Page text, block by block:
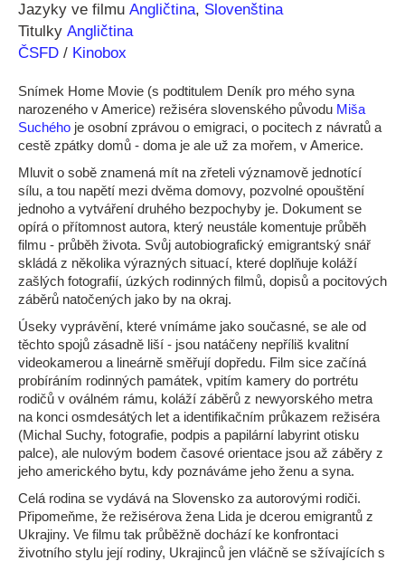
Jazyky ve filmu Angličtina, Slovenština
Titulky Angličtina
ČSFD / Kinobox
Snímek Home Movie (s podtitulem Deník pro mého syna
narozeného v Americe) režiséra slovenského původu Miša
Suchého je osobní zprávou o emigraci, o pocitech z návratů a
cestě zpátky domů - doma je ale už za mořem, v Americe.
Mluvit o sobě znamená mít na zřeteli významově jednotící
sílu, a tou napětí mezi dvěma domovy, pozvolné opouštění
jednoho a vytváření druhého bezpochyby je. Dokument se
opírá o přítomnost autora, který neustále komentuje průběh
filmu - průběh života. Svůj autobiografický emigrantský snář
skládá z několika výrazných situací, které doplňuje koláží
zašlých fotografií, úzkých rodinných filmů, dopisů a pocitových
záběrů natočených jako by na okraj.
Úseky vyprávění, které vnímáme jako současné, se ale od
těchto spojů zásadně liší - jsou natáčeny nepříliš kvalitní
videokamerou a lineárně směřují dopředu. Film sice začíná
probíráním rodinných památek, vpitím kamery do portrétu
rodičů v oválném rámu, koláží záběrů z newyorského metra
na konci osmdesátých let a identifikačním průkazem režiséra
(Michal Suchy, fotografie, podpis a papilární labyrint otisku
palce), ale nulovým bodem časové orientace jsou až záběry z
jeho amerického bytu, kdy poznáváme jeho ženu a syna.
Celá rodina se vydává na Slovensko za autorovými rodiči.
Připomeňme, že režisérova žena Lida je dcerou emigrantů z
Ukrajiny. Ve filmu tak průběžně dochází ke konfrontaci
životního stylu její rodiny, Ukrajinců jen vláčně se sžívajících s